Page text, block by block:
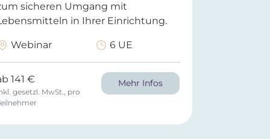
sicheren Umgang mit
in Ihrer Einrichtung.
Webinar 6 UE
141 €
gesetzl. MwSt., pro
Mehr Infos